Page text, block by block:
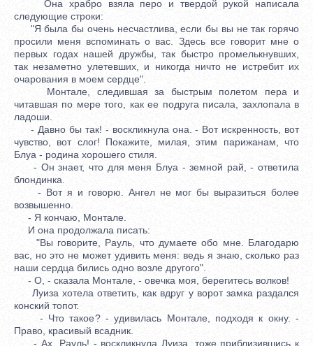
Она храбро взяла перо и твердой рукой написала
следующие строки:
"Я была бы очень несчастлива, если бы вы не так горячо
просили меня вспоминать о вас. Здесь все говорит мне о
первых годах нашей дружбы, так быстро промелькнувших,
так незаметно улетевших, и никогда ничто не истребит их
очарования в моем сердце".
Монтале, следившая за быстрым полетом пера и
читавшая по мере того, как ее подруга писала, захлопала в
ладоши.
- Давно бы так! - воскликнула она. - Вот искренность, вот
чувство, вот слог! Покажите, милая, этим парижанам, что
Блуа - родина хорошего стиля.
- Он знает, что для меня Блуа - земной рай, - ответила
блондинка.
- Вот я и говорю. Ангел не мог бы выразиться более
возвышенно.
- Я кончаю, Монтале.
И она продолжала писать:
"Вы говорите, Рауль, что думаете обо мне. Благодарю
вас, но это не может удивить меня: ведь я знаю, сколько раз
наши сердца бились одно возле другого".
- О, - сказала Монтале, - овечка моя, берегитесь волков!
Луиза хотела ответить, как вдруг у ворот замка раздался
конский топот.
- Что такое? - удивилась Монтале, подходя к окну. -
Право, красивый всадник.
- Ах, Рауль! - воскликнула Луиза, тоже приблизившись к